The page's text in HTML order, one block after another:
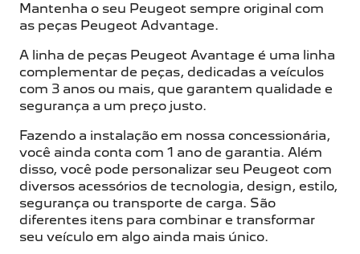
Mantenha o seu Peugeot sempre original com
as peças Peugeot Advantage.
A linha de peças Peugeot Avantage é uma linha
complementar de peças, dedicadas a veículos
com 3 anos ou mais, que garantem qualidade e
segurança a um preço justo.
Fazendo a instalação em nossa concessionária,
você ainda conta com 1 ano de garantia. Além
disso, você pode personalizar seu Peugeot com
diversos acessórios de tecnologia, design, estilo,
segurança ou transporte de carga. São
diferentes itens para combinar e transformar
seu veículo em algo ainda mais único.